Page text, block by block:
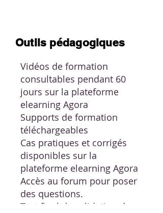
Outils pédagogiques
Vidéos de formation
consultables pendant 60
jours sur la plateforme
elearning Agora
Supports de formation
téléchargeables
Cas pratiques et corrigés
disponibles sur la
plateforme elearning Agora
Accès au forum pour poser
des questions.
Test final de validation des